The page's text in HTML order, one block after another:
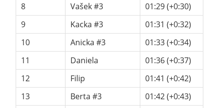
8
Vašek #3
01:29 (+0:30)
9
Kacka #3
01:31 (+0:32)
10
Anicka #3
01:33 (+0:34)
11
Daniela
01:36 (+0:37)
12
Filip
01:41 (+0:42)
13
Berta #3 01:42 (+0:43)